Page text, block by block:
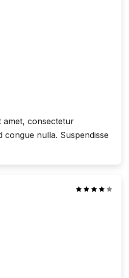
amet, consectetur
congue nulla. Suspendisse